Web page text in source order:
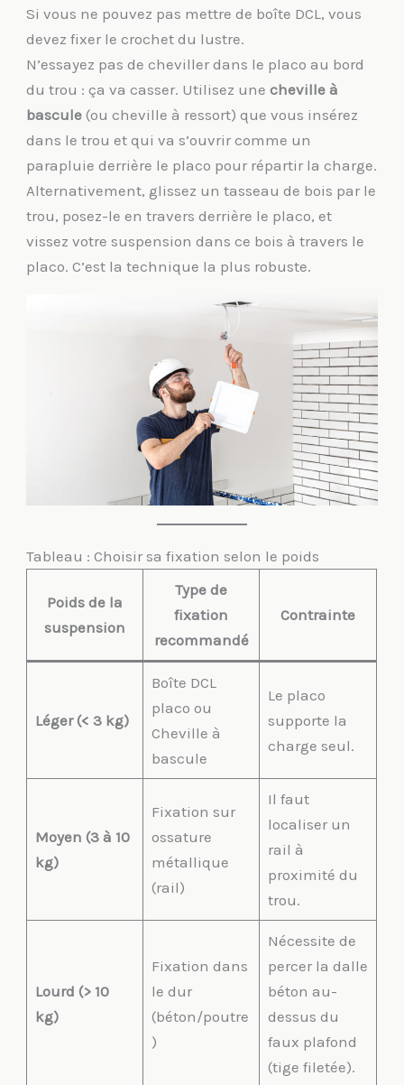
Si vous ne pouvez pas mettre de boîte DCL, vous
devez fixer le crochet du lustre.
N’essayez pas de cheviller dans le placo au bord
du trou : ça va casser. Utilisez unecheville à
bascule (ou cheville à ressort) que vous insérez
dans le trou et qui va s’ouvrir comme un
parapluie derrière le placo pour répartir la charge.
Alternativement, glissez un tasseau de bois par le
trou, posez-le en travers derrière le placo, et
vissez votre suspension dans ce bois à travers le
placo. C’est la technique la plus robuste.
Tableau : Choisir sa fixation selon le poids
Poids de la
suspension
Type de
fixation
recommandé
Contrainte
Léger (< 3 kg)
Boîte DCL
placo ou
Cheville à
bascule
Le placo
supporte la
charge seul.
Moyen (3 à 10
kg)
Fixation sur
ossature
métallique
(rail)
Il faut
localiser un
rail à
proximité du
trou.
Lourd (> 10
kg)
Fixation dans
le dur
(béton/poutre
)
Nécessite de
percer la dalle
béton au-
dessus du
faux plafond
(tige filetée).